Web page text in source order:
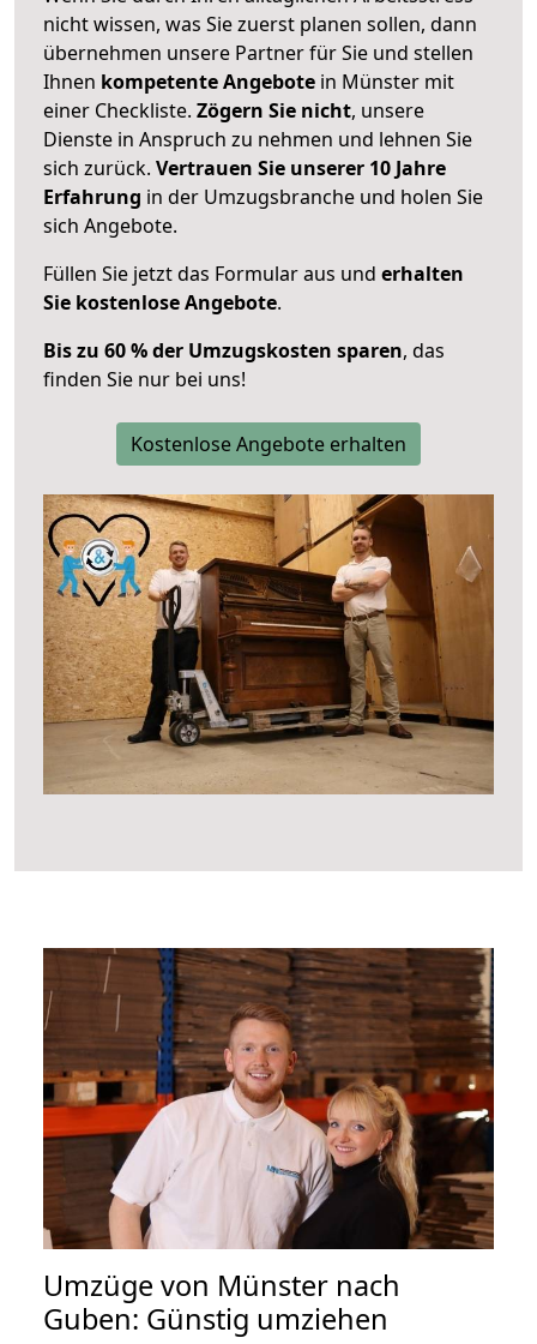
nicht wissen, was Sie zuerst planen sollen, dann
übernehmen unsere Partner für Sie und stellen
Ihnen kompetente Angebote in Münster mit
einer Checkliste. Zögern Sie nicht, unsere
Dienste in Anspruch zu nehmen und lehnen Sie
sich zurück. Vertrauen Sie unserer 10 Jahre
Erfahrung in der Umzugsbranche und holen Sie
sich Angebote.
Füllen Sie jetzt das Formular aus und erhalten
Sie kostenlose Angebote.
Bis zu 60 % der Umzugskosten sparen, das
finden Sie nur bei uns!
Kostenlose Angebote erhalten
Umzüge von Münster nach
Guben: Günstig umziehen